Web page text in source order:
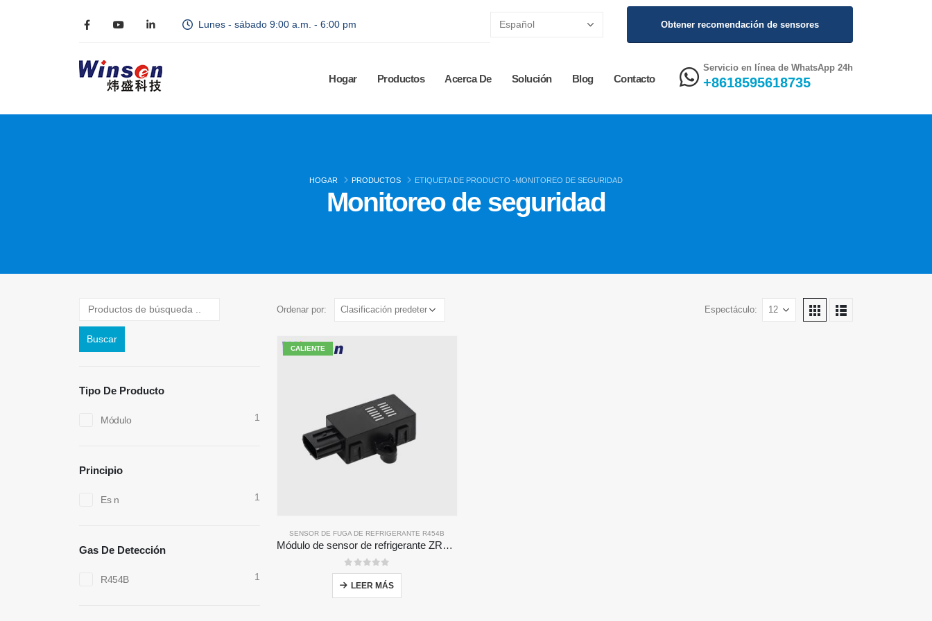
Lunes - sábado 9:00 a.m. - 6:00 pm Obtener recomendación de sensores
Hogar Productos Acerca De Solución Blog Contacto
Servicio en línea de WhatsApp 24h
+8618595618735
HOGAR PRODUCTOS ETIQUETA DE PRODUCTO -MONITOREO DE SEGURIDAD
Monitoreo de seguridad
Ordenar por: Espectáculo:
CALIENTE
SENSOR DE FUGA DE REFRIGERANTE R454B
Módulo de sensor de refrigerante ZRT510 R454B-Sensor de refrigerante NDIR de alto rendimiento
0de 5
LEER MÁS
Buscar
Tipo De Producto
Módulo 1
Principio
Es n 1
Gas De Detección
R454B 1